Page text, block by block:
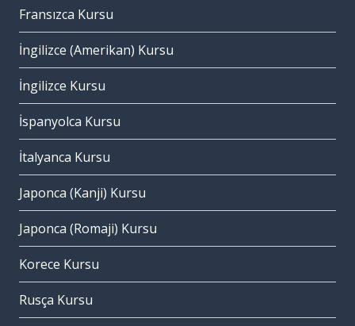
Fransızca Kursu
İngilizce (Amerikan) Kursu
İngilizce Kursu
İspanyolca Kursu
İtalyanca Kursu
Japonca (Kanji) Kursu
Japonca (Romaji) Kursu
Korece Kursu
Rusça Kursu